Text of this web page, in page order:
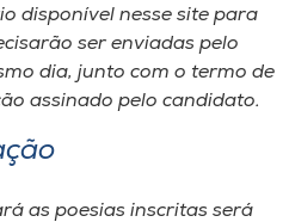
disponível nesse site para
ser enviadas pelo
dia, junto com o termo de
assinado pelo candidato.
as poesias inscritas será